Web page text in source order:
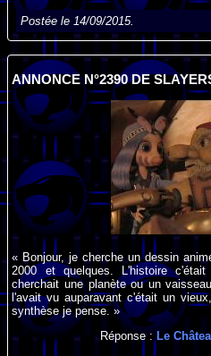
Postée le 14/09/2015.
ANNONCE N°2390 DE
« Bonjour, je cherche un dessin
2000 et quelques. L'histoire
cherchait une planète ou un
l'avait vu auparavant c'était un
synthèse je pense. »
Réponse :Le